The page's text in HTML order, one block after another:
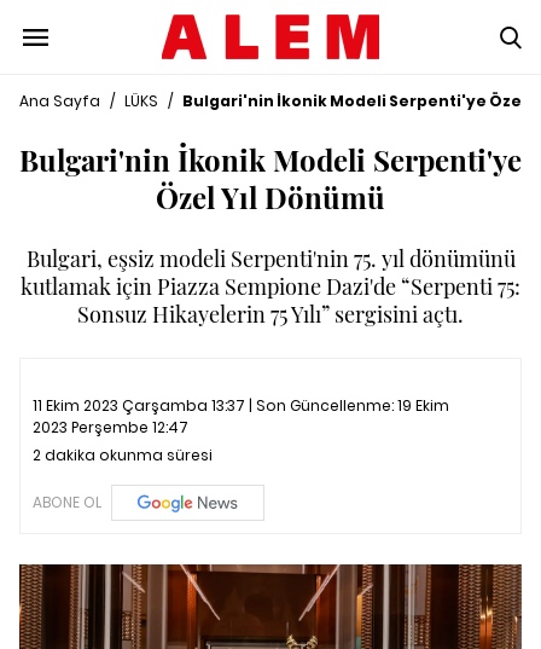
Ana Sayfa / LÜKS / Bulgari'nin İkonik Modeli Serpenti'ye Özel
Bulgari'nin İkonik Modeli Serpenti'ye
Özel Yıl Dönümü
Bulgari, eşsiz modeli Serpenti'nin 75. yıl dönümünü
kutlamak için Piazza Sempione Dazi'de “Serpenti 75:
Sonsuz Hikayelerin 75 Yılı” sergisini açtı.
11 Ekim 2023 Çarşamba 13:37 | Son Güncellenme:19 Ekim
2023 Perşembe 12:47
2 dakika okunma süresi
ABONE OL